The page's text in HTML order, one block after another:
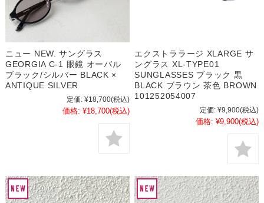
ニュー NEW. サングラス
GEORGIA C-1 眼鏡 オーバル
ブラック/シルバー BLACK ×
ANTIQUE SILVER
定価: ¥18,700(税込)
価格: ¥18,700(税込)
エクストララージ XLARGE サ
ングラス XL-TYPE01
SUNGLASSES ブラック 黒
BLACK ブラウン 茶色 BROWN
101252054007
定価: ¥9,900(税込)
価格: ¥9,900(税込)